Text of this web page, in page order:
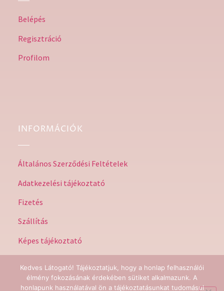
Belépés
Regisztráció
Profilom
INFORMÁCIÓK
Általános Szerződési Feltételek
Adatkezelési tájékoztató
Fizetés
Szállítás
Képes tájékoztató
Kedves Látogató! Tájékoztatjuk, hogy a honlap felhasználói
élmény fokozásának érdekében sütiket alkalmazunk. A
honlapunk használatával ön a tájékoztatásunkat tudomásul